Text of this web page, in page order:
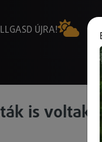
ÚJRA!
is voltak